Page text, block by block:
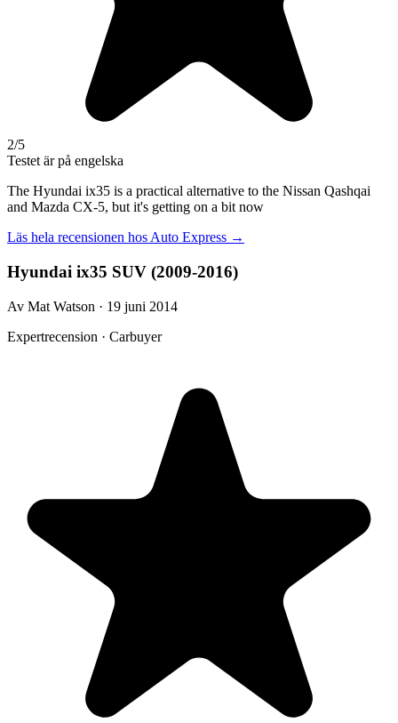
2/5
Testet är på engelska
The Hyundai ix35 is a practical alternative to the Nissan Qashqai
and Mazda CX-5, but it's getting on a bit now
Läs hela recensionen hos Auto Express →
Hyundai ix35 SUV (2009-2016)
Av Mat Watson · 19 juni 2014
Expertrecension · Carbuyer